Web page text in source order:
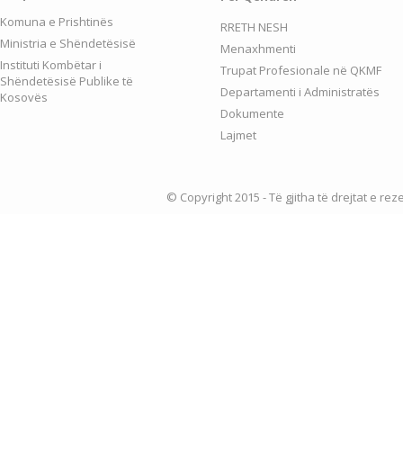
Komuna e Prishtinës
Ministria e Shëndetësisë
Instituti Kombëtar i
Shëndetësisë Publike të
Kosovës
RRETH NESH
Menaxhmenti
Trupat Profesionale në QKMF
Departamenti i Administratës
Dokumente
Lajmet
© Copyright 2015 - Të gjitha të drejtat e